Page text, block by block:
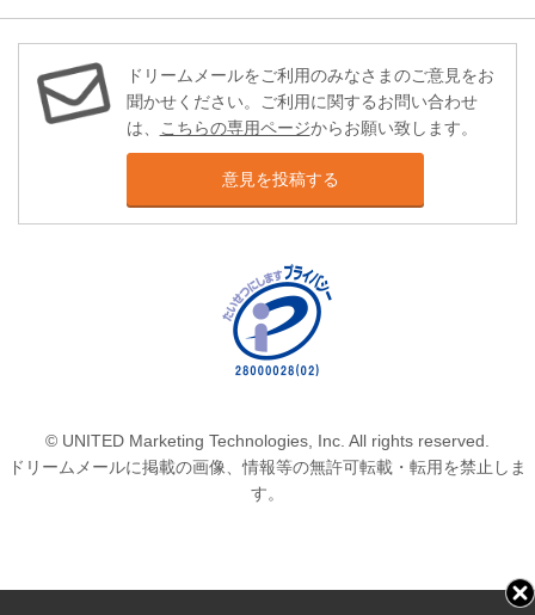
ドリームメールをご利用のみなさまのご意見をお
聞かせください。ご利用に関するお問い合わせ
は、 こちらの専用ページからお願い致します。
意見を投稿する
© UNITED Marketing Technologies, Inc. All rights reserved.
ドリームメールに掲載の画像、情報等の無許可転載・転用を禁止しま
す。